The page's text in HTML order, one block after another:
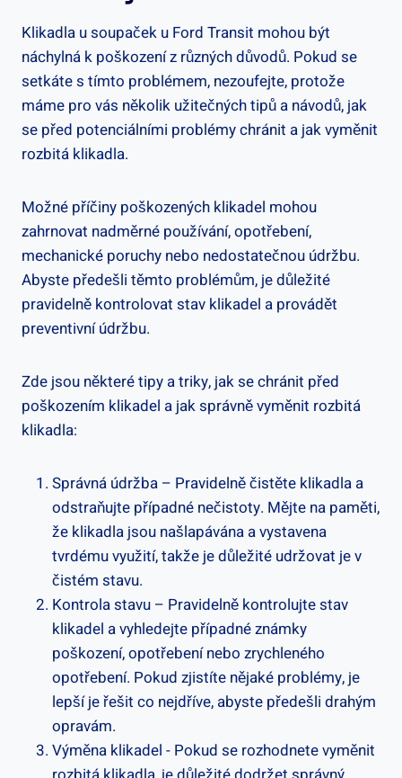
Klikadla ⁣u soupaček u Ford Transit mohou být
náchylná k poškození z různých důvodů. Pokud se
setkáte s tímto problémem, ​nezoufejte, ⁤protože
máme pro vás několik ‌užitečných⁢ tipů a návodů, jak
se ⁢před potenciálními problémy⁢ chránit ‌a jak vyměnit
rozbitá klikadla.
Možné příčiny poškozených klikadel mohou
zahrnovat nadměrné používání, opotřebení,
mechanické poruchy nebo nedostatečnou údržbu.
Abyste ⁢předešli těmto problémům, je důležité
pravidelně kontrolovat stav klikadel a provádět
preventivní údržbu.
Zde jsou některé tipy ‌a triky,⁣ jak se chránit před
poškozením klikadel‌ a jak správně ⁣vyměnit rozbitá
klikadla:
Správná⁤ údržba‌ – Pravidelně čistěte klikadla a
odstraňujte případné nečistoty. Mějte na ‌paměti,
že klikadla jsou​ našlapávána⁢ a ⁤vystavena‌
tvrdému využití, takže je důležité udržovat je v​
čistém stavu.
Kontrola stavu – Pravidelně kontrolujte stav
klikadel a vyhledejte případné známky
poškození,⁤ opotřebení nebo zrychleného
‍opotřebení.⁤ Pokud ​zjistíte nějaké problémy, ‍je
lepší je řešit co nejdříve, abyste předešli drahým
opravám.
Výměna ​klikadel ⁤-⁣ Pokud se rozhodnete⁢ vyměnit